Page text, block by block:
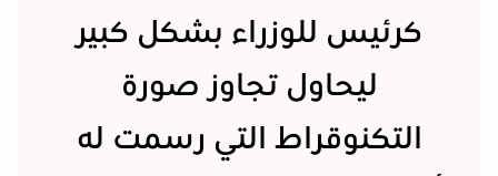
كرئيس للوزراء بشكل كبير
ليحاول تجاوز صورة
التكنوقراط التي رسمت له